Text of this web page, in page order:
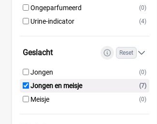
Ongeparfumeerd (0)
Urine-indicator (4)
Geslacht Reset
Jongen (0)
Jongen en meisje (7)
Meisje (0)